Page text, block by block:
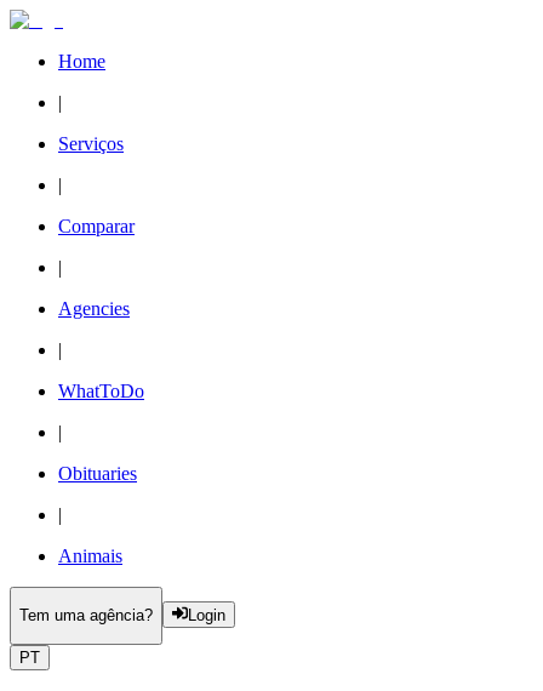
Home
|
Serviços
|
Comparar
|
Agencies
|
WhatToDo
|
Obituaries
|
Animais
Tem uma agência? Login
PT